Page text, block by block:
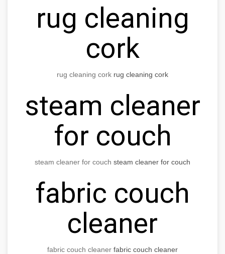
rug cleaning
cork
rug cleaning cork rug cleaning cork
steam cleaner
for couch
steam cleaner for couch steam cleaner for couch
fabric couch
cleaner
fabric couch cleaner fabric couch cleaner